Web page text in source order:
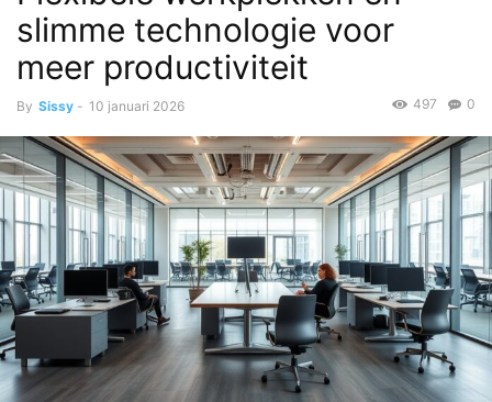
slimme technologie voor
meer productiviteit
By Sissy - 10 januari 2026 0
497